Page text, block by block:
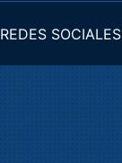
REDES SOCIALES